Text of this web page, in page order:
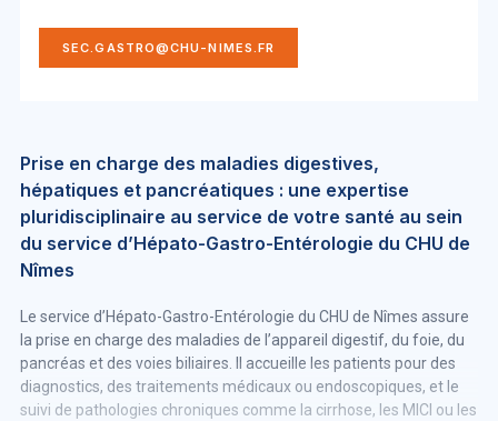
SEC.GASTRO@CHU-NIMES.FR
Prise en charge des maladies digestives,
hépatiques et pancréatiques : une expertise
pluridisciplinaire au service de votre santé au sein
du service d’Hépato-Gastro-Entérologie du CHU de
Nîmes
Le service d’Hépato-Gastro-Entérologie du CHU de Nîmes assure
la prise en charge des maladies de l’appareil digestif, du foie, du
pancréas et des voies biliaires. Il accueille les patients pour des
diagnostics, des traitements médicaux ou endoscopiques, et le
suivi de pathologies chroniques comme la cirrhose, les MICI ou les